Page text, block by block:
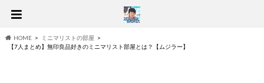
HOME
ミニマリストの部屋
【7人まとめ】無印良品好きのミニマリスト部屋とは？【ムジラー】